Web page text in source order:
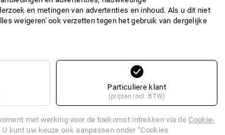
en metingen van advertenties en inhoud. Als u dit niet
weigeren' ook verzetten tegen het gebruik van dergelijke
Particuliere klant
(prijzen incl. BTW)
met werking voor de toekomst intrekken via deCookie-
kunt uw keuze ook aanpassen onder “Cookies